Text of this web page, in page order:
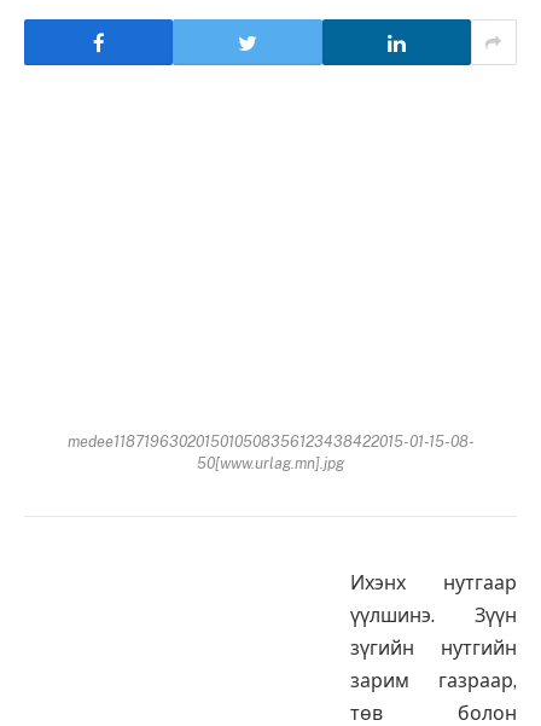
medee1187196302015010508356123438422015-01-15-08-
50[www.urlag.mn].jpg
Ихэнх нутгаар
үүлшинэ. Зүүн
зүгийн нутгийн
зарим газраар,
төв болон